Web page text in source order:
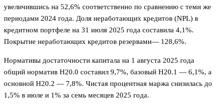
увеличившись на 52,6% соответственно по сравнению с теми же
периодами 2024 года. Доля неработающих кредитов (NPL) в
кредитном портфеле на 31 июля 2025 года составила 4,1%.
Покрытие неработающих кредитов резервами— 128,6%.
Нормативы достаточности капитала на 1 августа 2025 года
общий норматив Н20.0 составил 9,7%, базовый Н20.1 — 6,1%, а
основной Н20.2 — 7,8%. Чистая процентная маржа снизилась до
1,5% в июле и 1% за семь месяцев 2025 года.